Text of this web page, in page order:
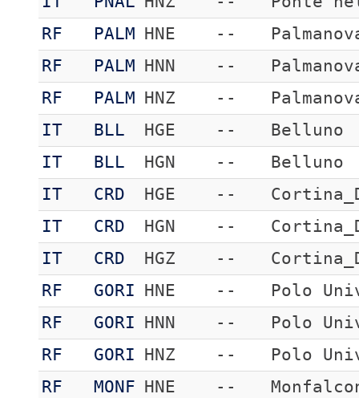
RF
PALM HNE --
RF
PALM HNN --
RF
PALM HNZ --
IT
BLL HGE --
Belluno
IT
BLL HGN --
Belluno
IT
CRD HGE --
IT
CRD HGN --
IT
CRD HGZ --
RF
GORI HNE --
Polo
RF
GORI HNN --
Polo
RF
GORI HNZ --
Polo
RF
MONF HNE --